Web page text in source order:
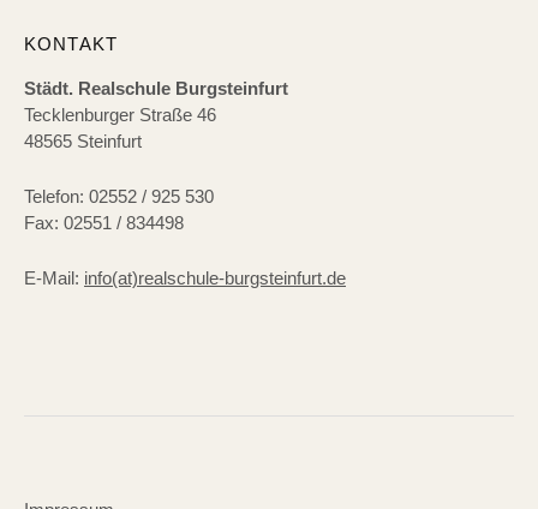
KONTAKT
Städt. Realschule Burgsteinfurt
Tecklenburger Straße 46
48565 Steinfurt
Telefon: 02552 / 925 530
Fax: 02551 / 834498
E-Mail: info(at)realschule-burgsteinfurt.de